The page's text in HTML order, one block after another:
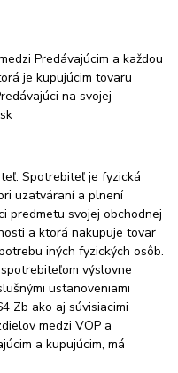
Predávajúcim a každou
je kupujúcim tovaru
na svojej
Spotrebiteľ je fyzická
uzatváraní a plnení
predmetu svojej obchodnej
a ktorá nakupuje tovar
iných fyzických osôb.
výslovne
ustanoveniami
Zb ako aj súvisiacimi
medzi VOP a
a kupujúcim, má